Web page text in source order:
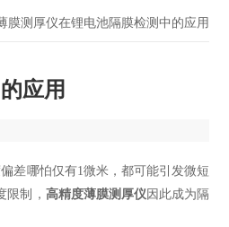
膜测厚仪在锂电池隔膜检测中的应用
应用
差哪怕仅有1微米，都可能引发微短
限制， 高精度薄膜测厚仪 因此成为隔